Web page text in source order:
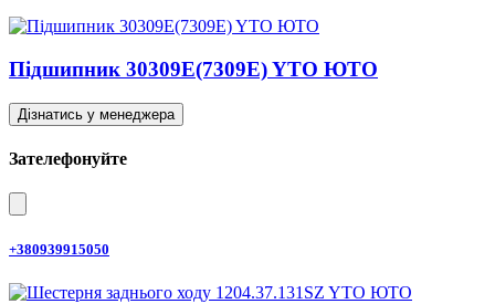
Підшипник 30309E(7309E) YTO ЮТО
Дізнатись у менеджера
Зателефонуйте
+380939915050